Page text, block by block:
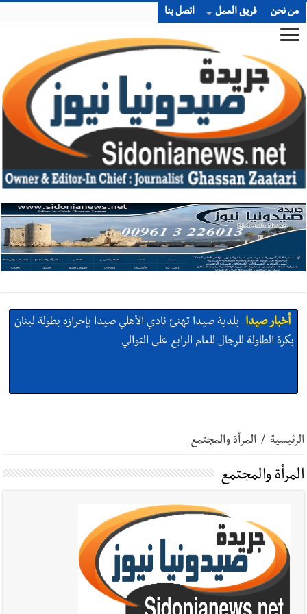
من نحن فريق العمل اتصل بنا
أخبار صيدا بالصور: رئيسا بلديتي صيدا وصور يشاركان في ورشة
تقنية حول الحد من النفايات البحرية وشباك الصيد المهملة
أخبار صيدا
عمر مرجان يتصل برئيس النادي الرياضي مهنئا بإحراز
البطولة
الرئيسية / المرأة والمجتمع
المرأة والمجتمع